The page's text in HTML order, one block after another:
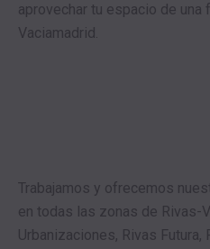
aprovechar tu espacio de una
Vaciamadrid.
Trabajamos y ofrecemos
en todas las zonas de Rivas-
Urbanizaciones, Rivas